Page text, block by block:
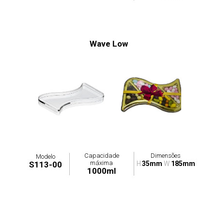
Wave Low
Modelo
S113-00
Capacidade
máxima
1000ml
Dimensões
H 35mm W 185mm